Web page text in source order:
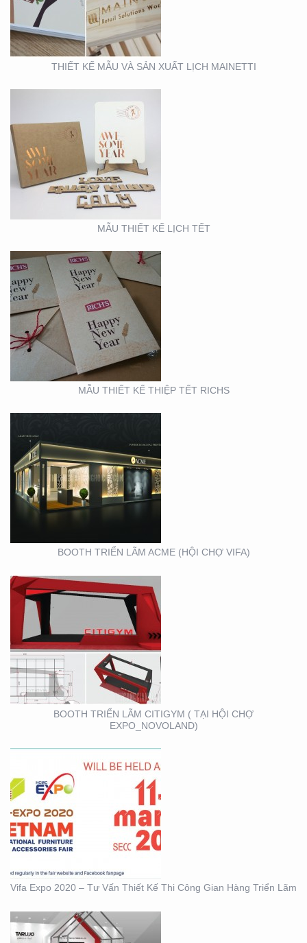
THIẾT KẾ MẪU VÀ SẢN XUẤT LỊCH MAINETTI
MẪU THIẾT KẾ LỊCH TẾT
MẪU THIẾT KẾ THIỆP
TẾT RICHS
MẪU THIẾT KẾ THIỆP TẾT RICHS
BOOTH TRIỂN LÃM
ACME (HỘI CHỢ VIFA)
BOOTH TRIỂN LÃM ACME (HỘI CHỢ VIFA)
BOOTH TRIỂN LÃM
CITIGYM ( TẠI HỘI CHỢ
EXPO_NOVOLAND)
BOOTH TRIỂN LÃM CITIGYM ( TẠI HỘI CHỢ
EXPO_NOVOLAND)
VIFA EXPO 2020 – TƯ
VẤN THIẾT KẾ THI
CÔNG GIAN HÀNG
TRIỂN LÃM
Vifa Expo 2020 – Tư Vấn Thiết Kế Thi Công Gian Hàng Triển Lãm
BOOTH KIM NGƯU
(TARUJO) – TRIỂN
LÃMVIỆT BUILD 12-2019